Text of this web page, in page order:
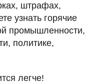
штрафах,
узнать горячие
промышленности,
политике,
легче!